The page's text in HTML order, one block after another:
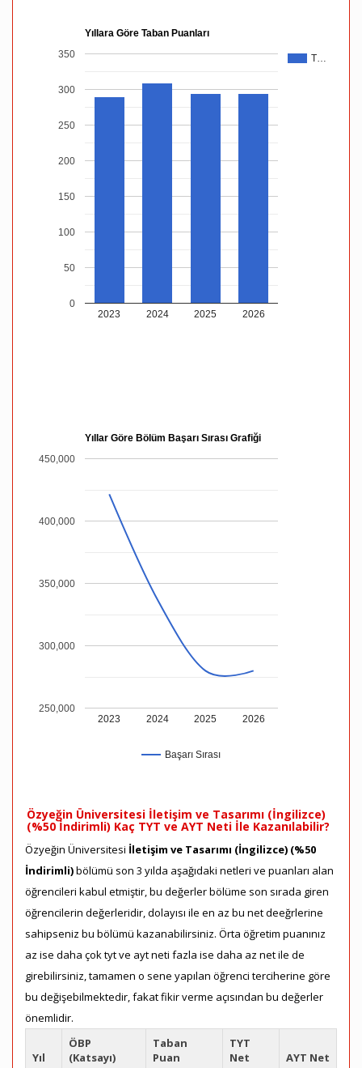
Yıllara Göre Taban Puanları
T…
2023 2024 2025 2026
0
50
100
150
200
250
300
350
Yıllar Göre Bölüm Başarı Sırası Grafiği
Başarı Sırası
2023 2024 2025 2026
250,000
300,000
350,000
400,000
450,000
Özyeğin Üniversitesi İletişim ve Tasarımı (İngilizce)
(%50 İndirimli) Kaç TYT ve AYT Neti İle Kazanılabilir?
Özyeğin Üniversitesi İletişim ve Tasarımı (İngilizce) (%50
İndirimli)bölümü son 3 yılda aşağıdaki netleri ve puanları alan
öğrencileri kabul etmiştir, bu değerler bölüme son sırada giren
öğrencilerin değerleridir, dolayısı ile en az bu net deeğrlerine
sahipseniz bu bölümü kazanabilirsiniz. Örta öğretim puanınız
az ise daha çok tyt ve ayt neti fazla ise daha az net ile de
girebilirsiniz, tamamen o sene yapılan öğrenci terciherine göre
bu değişebilmektedir, fakat fikir verme açısından bu değerler
önemlidir.
Yıl
ÖBP
(Katsayı)
Taban
Puan
TYT
Net
AYT Net